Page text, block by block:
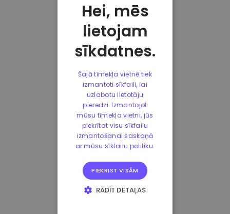
Hei, mēs
lietojam
sīkdatnes.
Šajā tīmekļa vietnē tiek
izmantoti sīkfaili, lai
uzlabotu lietotāju
pieredzi. Izmantojot
mūsu tīmekļa vietni, jūs
piekrītat visu sīkfailu
izmantošanai saskaņā
ar mūsu sīkfailu politiku.
PIEKRIST VISĀM
RĀDĪT DETAĻAS